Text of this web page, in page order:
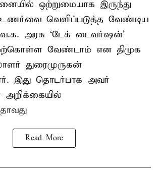
ஒற்றுமையாக இருந்து
உணர்வை வெளிப்படுத்த வேண்டிய
அரசு ‘டேக் டைவர்ஷன்’
வேண்டாம் என திமுக
துரைமுருகன்
இது தொடர்பாக அவர்
அறிக்கையில்
Read More